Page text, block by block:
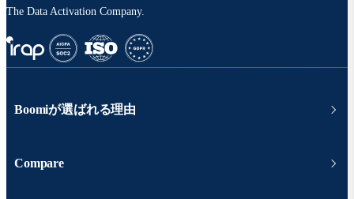
The Data Activation Company.
Boomiが選ばれる理由
Compare